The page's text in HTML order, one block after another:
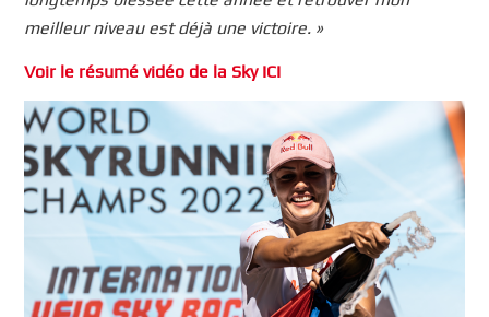
meilleur niveau est déjà une victoire. »
Voir le résumé vidéo de la Sky ICI